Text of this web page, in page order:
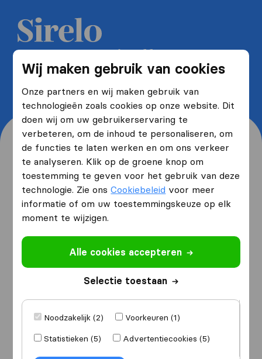
Wij maken gebruik van cookies
Onze partners en wij maken gebruik van
technologieën zoals cookies op onze website. Dit
doen wij om uw gebruikerservaring te
verbeteren, om de inhoud te personaliseren, om
de functies te laten werken en om ons verkeer
te analyseren. Klik op de groene knop om
toestemming te geven voor het gebruik van deze
technologie. Zie onsCookiebeleid voor meer
informatie of om uw toestemmingskeuze op elk
moment te wijzigen.
Alle cookies accepteren
Selectie toestaan
Noodzakelijk (2)
Voorkeuren (1)
Statistieken (5)
Advertentiecookies (5)
Ontvang 5 gratis offertes van
verhuisfirma's en bespaar tot wel
40%
Waar woont u nu en waar
verhuist u naartoe?
Ik ga verhuizenvan
Ik ga verhuizennaar